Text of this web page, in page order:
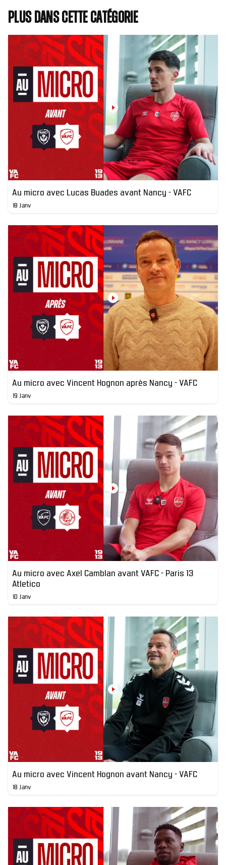
Plus dans cette catégorie
Au micro avec Lucas Buades avant Nancy - VAFC
18 Janv
Au micro avec Vincent Hognon après Nancy - VAFC
19 Janv
Au micro avec Axel Camblan avant VAFC - Paris 13
Atletico
10 Janv
Au micro avec Vincent Hognon avant Nancy - VAFC
18 Janv